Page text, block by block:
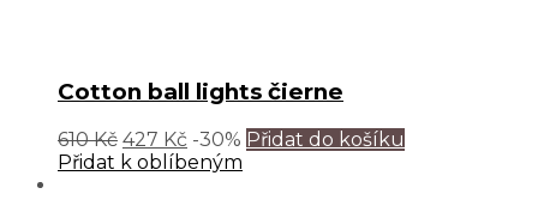
Cotton ball lights čierne
610Kč 427 Kč -30% Přidat do košíku
Přidat k oblíbeným